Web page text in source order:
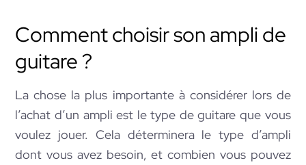
Comment choisir son ampli de
guitare ?
La chose la plus importante à considérer lors de
l’achat d’un ampli est le type de guitare que vous
voulez jouer. Cela déterminera le type d’ampli
dont vous avez besoin, et combien vous pouvez